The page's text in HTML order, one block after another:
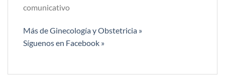
comunicativo
Más de Ginecología y Obstetricia »
Síguenos en Facebook »